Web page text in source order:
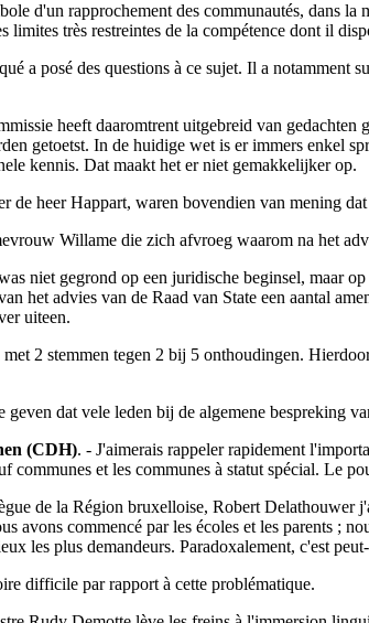
d'un rapprochement des communautés, dans
limites très restreintes de la compétence dont il
a posé des questions à ce sujet. Il a
heeft daaromtrent uitgebreid van
getoetst. In de huidige wet is er immers enkel
kennis. Dat maakt het er niet gemakkelijker op.
de heer Happart, waren bovendien van mening
Willame die zich afvroeg waarom na het
niet gegrond op een juridische beginsel, maar
het advies van de Raad van State een aantal
uiteen.
2 stemmen tegen 2 bij 5 onthoudingen.
dat vele leden bij de algemene bespreking
(CDH). - J'aimerais rappeler rapidement
communes et les communes à statut spécial. Le
de la Région bruxelloise, Robert
avons commencé par les écoles et les parents ;
les plus demandeurs. Paradoxalement, c'est
difficile par rapport à cette problématique.